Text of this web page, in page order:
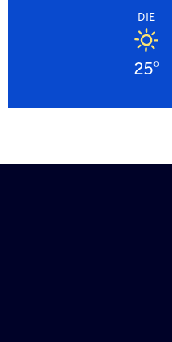
DIE
25°